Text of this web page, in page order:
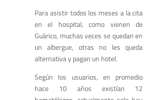
Para asistir todos los meses a la cita
en el hospital, como vienen de
Guárico, muchas veces se quedan en
un albergue, otras no les queda
alternativa y pagan un hotel.
Según los usuarios, en promedio
hace 10 años existían 12